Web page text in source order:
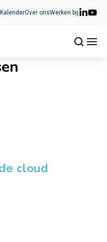
KalenderOver onsWerken bij
cloud